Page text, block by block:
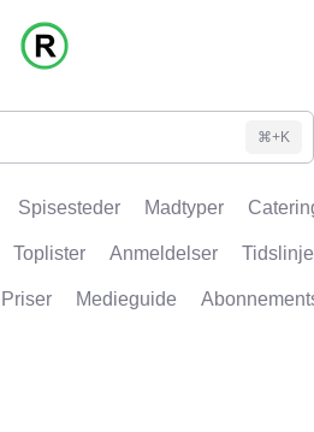
⌘+K
Spisesteder Madtyper
Toplister Anmeldelser Tidslinje
Priser Medieguide